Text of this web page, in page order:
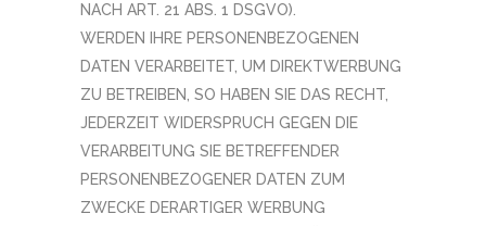
NACH ART. 21 ABS. 1 DSGVO).
WERDEN IHRE PERSONENBEZOGENEN
DATEN VERARBEITET, UM DIREKTWERBUNG
ZU BETREIBEN, SO HABEN SIE DAS RECHT,
JEDERZEIT WIDERSPRUCH GEGEN DIE
VERARBEITUNG SIE BETREFFENDER
PERSONENBEZOGENER DATEN ZUM
ZWECKE DERARTIGER WERBUNG